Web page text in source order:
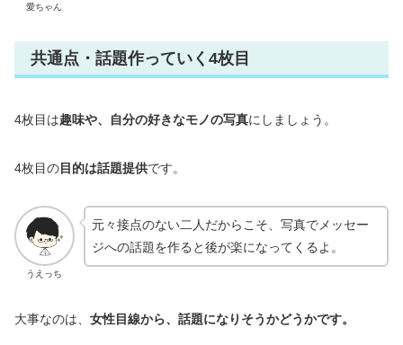
愛ちゃん
共通点・話題作っていく4枚目
4枚目は趣味や、自分の好きなモノの写真にしましょう。
4枚目の目的は話題提供です。
うえっち
元々接点のない二人だからこそ、写真でメッセー
ジへの話題を作ると後が楽になってくるよ。
大事なのは、 女性目線から、話題になりそうかどうかです。